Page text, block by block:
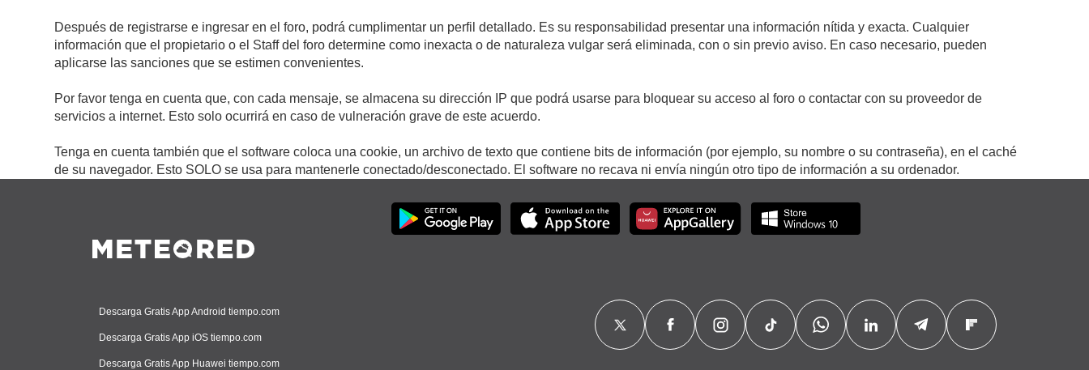
Después de registrarse e ingresar en el foro, podrá cumplimentar un perfil detallado. Es su responsabilidad presentar una información nítida y exacta. Cualquier
información que el propietario o el Staff del foro determine como inexacta o de naturaleza vulgar será eliminada, con o sin previo aviso. En caso necesario, pueden
aplicarse las sanciones que se estimen convenientes.
Por favor tenga en cuenta que, con cada mensaje, se almacena su dirección IP que podrá usarse para bloquear su acceso al foro o contactar con su proveedor de
servicios a internet. Esto solo ocurrirá en caso de vulneración grave de este acuerdo.
Tenga en cuenta también que el software coloca una cookie, un archivo de texto que contiene bits de información (por ejemplo, su nombre o su contraseña), en el caché
de su navegador. Esto SOLO se usa para mantenerle conectado/desconectado. El software no recava ni envía ningún otro tipo de información a su ordenador.
Descarga Gratis App Android tiempo.com
Descarga Gratis App iOS tiempo.com
Descarga Gratis App Huawei tiempo.com